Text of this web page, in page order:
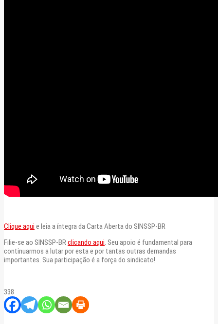
Clique aqui e leia a íntegra da Carta Aberta do SINSSP-BR
Filie-se ao SINSSP-BRclicando aqui. Seu apoio é fundamental para
continuarmos a lutar por esta e por tantas outras demandas
importantes. Sua participação é a força do sindicato!
338